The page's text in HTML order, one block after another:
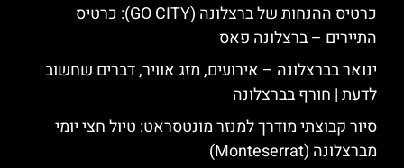
כרטיס ההנחות של ברצלונה (GO CITY): כרטיס
התיירים – ברצלונה פאס
ינואר בברצלונה – אירועים, מזג אוויר, דברים שחשוב
לדעת | חורף בברצלונה
סיור קבוצתי מודרך למנזר מונטסראט: טיול חצי יומי
מברצלונה (Monteserrat)